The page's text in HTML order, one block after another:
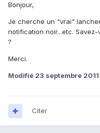
Bonjour,
Je cherche un "vrai"
notification noir...etc.
?
Merci.
Modifié 23 septembre 2011
Citer